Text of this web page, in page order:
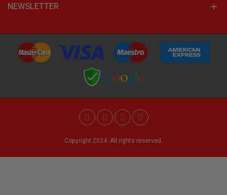
NEWSLETTER
Copyright 2024. All rights reserved.